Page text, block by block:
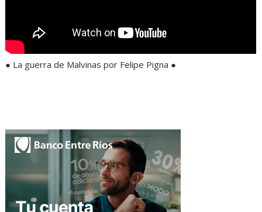
● La guerra de Malvinas por Felipe Pigna ●